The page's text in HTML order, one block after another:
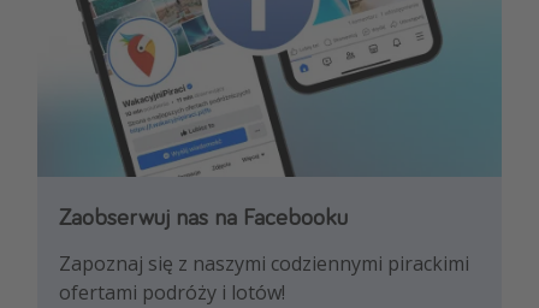
Zaobserwuj nas na Facebooku
Zapoznaj się z naszymi codziennymi pirackimi
ofertami podróży i lotów!
Zaobserwuj nas na Instagramie
Pozwól nam zainspirować Cię najnowszymi
trendami i najlepszymi ofertami